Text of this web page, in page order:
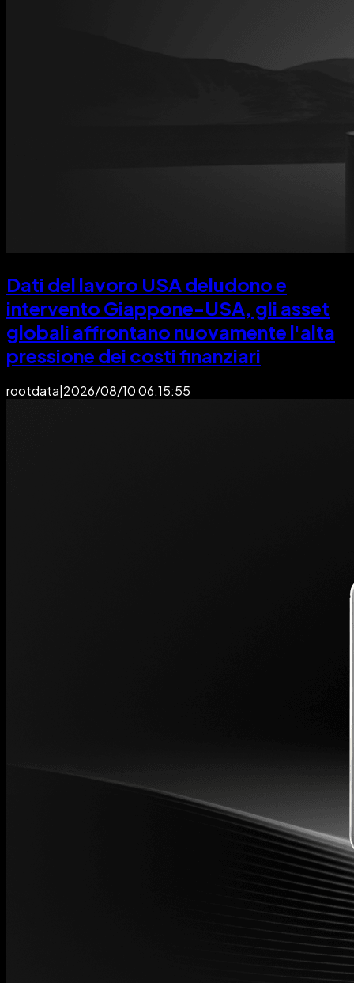
Dati del lavoro USA deludono e
intervento Giappone-USA, gli asset
globali affrontano nuovamente l'alta
pressione dei costi finanziari
rootdata 2026/08/10 06:15:55